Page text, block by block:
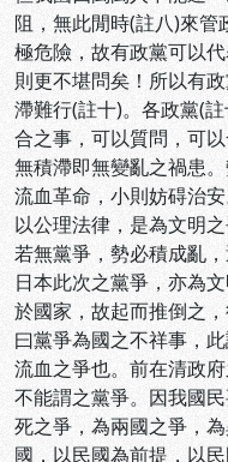
阻，無此閒時(註八)來
極危險，故有政黨可以
則更不堪問矣！所以有
滯難行(註十)。各政黨(
合之事，可以質問，可
無積滯即無變亂之禍患
流血革命，小則妨碍治
以公理法律，是為文明
若無黨爭，勢必積成亂
日本此次之黨爭，亦為
於國家，故起而推倒之
曰黨爭為國之不祥事，
流血之爭也。前在清政
不能謂之黨爭。因我國
死之爭，為兩國之爭，
國，以民國為前提，以